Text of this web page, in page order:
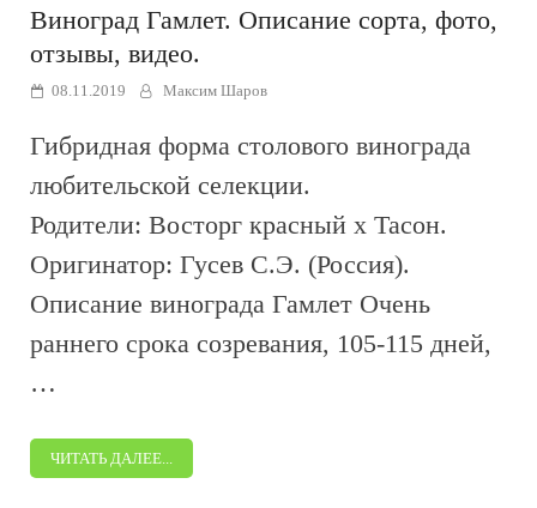
Виноград Гамлет. Описание сорта, фото,
отзывы, видео.
08.11.2019 Максим Шаров
Гибридная форма столового винограда
любительской селекции.
Родители: Восторг красный х Тасон.
Оригинатор: Гусев С.Э. (Россия).
Описание винограда Гамлет Очень
раннего срока созревания, 105-115 дней,
…
ЧИТАТЬ ДАЛЕЕ...